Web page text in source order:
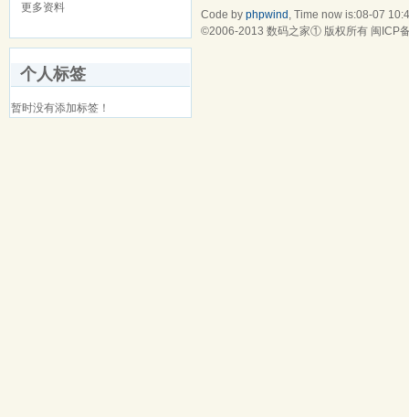
更多资料
个人标签
暂时没有添加标签！
Code by phpwind , Time now is:08-07
©2006-2013 数码之家① 版权所有 闽ICP